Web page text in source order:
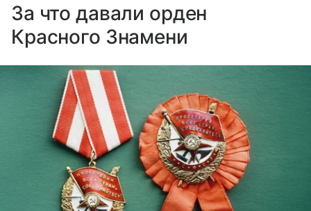
За что давали орден
Красного Знамени